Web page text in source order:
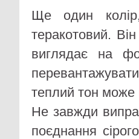
Ще один
теракотовий.
виглядає на
теплий тон може
Не завжди
поєднання